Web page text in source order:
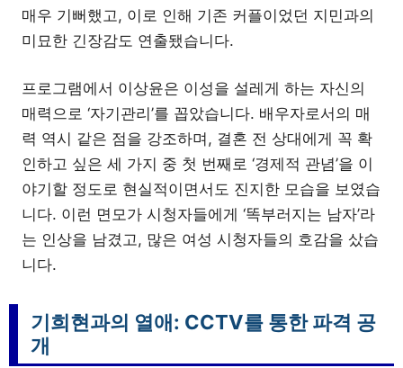
매우 기뻐했고, 이로 인해 기존 커플이었던 지민과의
미묘한 긴장감도 연출됐습니다.
프로그램에서 이상윤은 이성을 설레게 하는 자신의
매력으로 ‘자기관리’를 꼽았습니다. 배우자로서의 매
력 역시 같은 점을 강조하며, 결혼 전 상대에게 꼭 확
인하고 싶은 세 가지 중 첫 번째로 ‘경제적 관념’을 이
야기할 정도로 현실적이면서도 진지한 모습을 보였습
니다. 이런 면모가 시청자들에게 ‘똑부러지는 남자’라
는 인상을 남겼고, 많은 여성 시청자들의 호감을 샀습
니다.
기희현과의 열애: CCTV를 통한 파격 공
개